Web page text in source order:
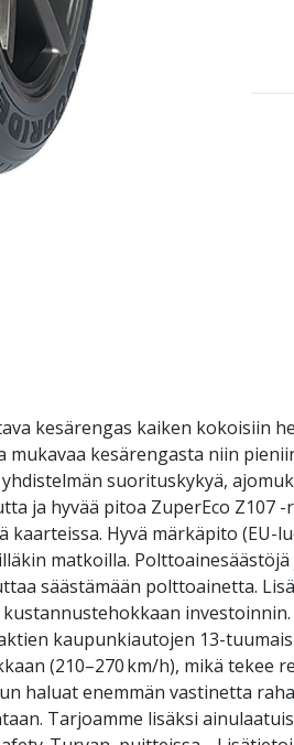
kesärengas kaiken kokoisiin
kesärengasta niin
suorituskykyä,
ja hyvää pitoa ZuperEco
Hyvä märkäpito
matkoilla.
säästämään polttoainetta.
kaupunkiautojen 13-
(210–270 km/h), mikä
haluat enemmän vastinetta
Tarjoamme lisäksi